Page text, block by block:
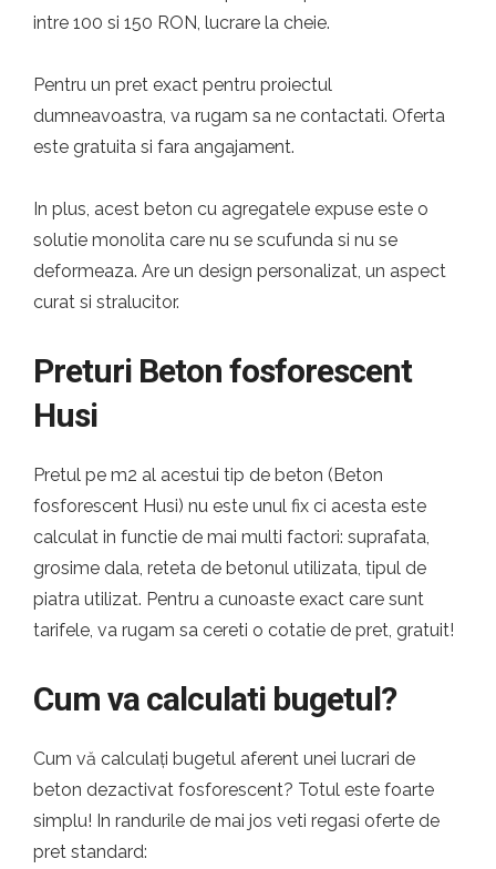
intre 100 si 150 RON, lucrare la cheie.
Pentru un pret exact pentru proiectul
dumneavoastra, va rugam sa ne contactati. Oferta
este gratuita si fara angajament.
In plus, acest beton cu agregatele expuse este o
solutie monolita care nu se scufunda si nu se
deformeaza. Are un design personalizat, un aspect
curat si stralucitor.
Preturi Beton fosforescent
Husi
Pretul pe m2 al acestui tip de beton (Beton
fosforescent Husi) nu este unul fix ci acesta este
calculat in functie de mai multi factori: suprafata,
grosime dala, reteta de betonul utilizata, tipul de
piatra utilizat. Pentru a cunoaste exact care sunt
tarifele, va rugam sa cereti o cotatie de pret, gratuit!
Cum va calculati bugetul?
Cum vă calculați bugetul aferent unei lucrari de
beton dezactivat fosforescent? Totul este foarte
simplu! In randurile de mai jos veti regasi oferte de
pret standard: